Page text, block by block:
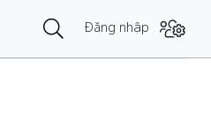
Đăng nhập